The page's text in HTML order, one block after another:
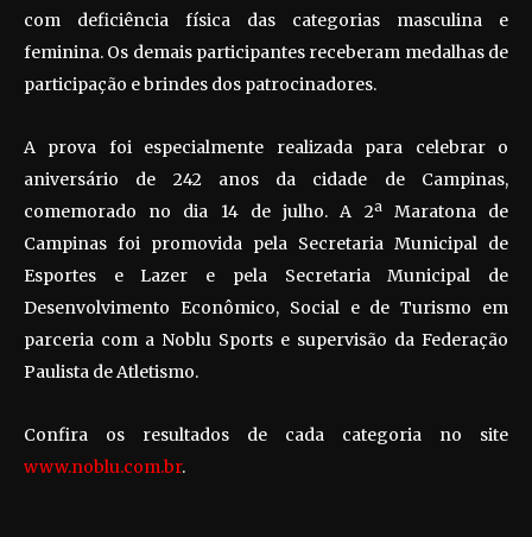
com deficiência física das categorias masculina e
feminina. Os demais participantes receberam medalhas de
participação e brindes dos patrocinadores.
A prova foi especialmente realizada para celebrar o
aniversário de 242 anos da cidade de Campinas,
comemorado no dia 14 de julho. A 2ª Maratona de
Campinas foi promovida pela Secretaria Municipal de
Esportes e Lazer e pela Secretaria Municipal de
Desenvolvimento Econômico, Social e de Turismo em
parceria com a Noblu Sports e supervisão da Federação
Paulista de Atletismo.
Confira os resultados de cada categoria no site
www.noblu.com.br.